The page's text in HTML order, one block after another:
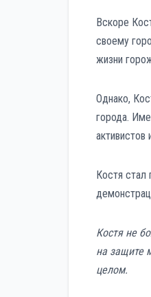
Вскоре
своему
жизни
Однако,
города.
Костя
Костя не
на защите
целом.